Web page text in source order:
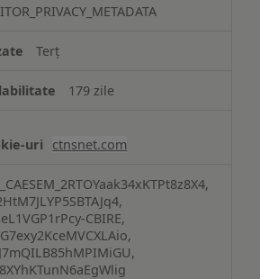
Terț
179 zile
ctnsnet.com
CBIRE,